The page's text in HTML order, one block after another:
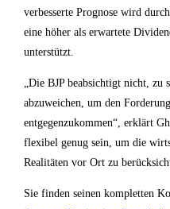
verbesserte Prognose wird
eine höher als erwartete
unterstützt.
„Die BJP beabsichtigt nicht, zu
abzuweichen, um den
entgegenzukommen“, erklärt
flexibel genug sein, um die
Realitäten vor Ort zu
Sie finden seinen kompletten